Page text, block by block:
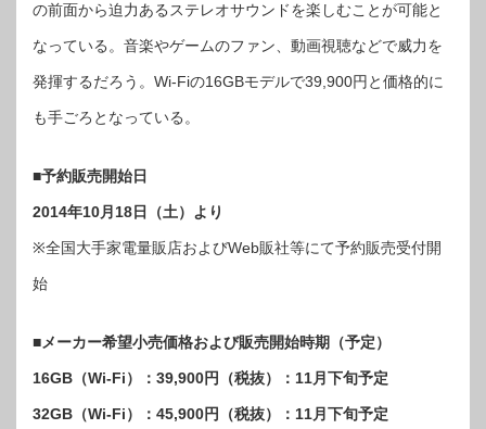
の前面から迫力あるステレオサウンドを楽しむことが可能と
なっている。音楽やゲームのファン、動画視聴などで威力を
発揮するだろう。Wi-Fiの16GBモデルで39,900円と価格的に
も手ごろとなっている。
■予約販売開始日
2014年10月18日（土）より
※全国大手家電量販店およびWeb販社等にて予約販売受付開
始
■メーカー希望小売価格および販売開始時期（予定）
16GB（Wi-Fi）：39,900円（税抜）：11月下旬予定
32GB（Wi-Fi）：45,900円（税抜）：11月下旬予定